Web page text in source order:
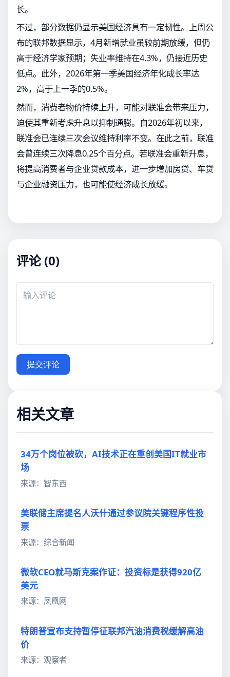
长。
不过，部分数据仍显示美国经济具有一定韧性。上周公
布的联邦数据显示，4月新增就业虽较前期放缓，但仍
高于经济学家预期；失业率维持在4.3%，仍接近历史
低点。此外，2026年第一季美国经济年化成长率达
2%，高于上一季的0.5%。
然而，消费者物价持续上升，可能对联准会带来压力，
迫使其重新考虑升息以抑制通膨。自2026年初以来，
联准会已连续三次会议维持利率不变。在此之前，联准
会曾连续三次降息0.25个百分点。若联准会重新升息，
将提高消费者与企业贷款成本，进一步增加房贷、车贷
与企业融资压力，也可能使经济成长放缓。
评论 (0)
提交评论
相关文章
34万个岗位被砍，AI技术正在重创美国IT就业市
场
来源：智东西
美联储主席提名人沃什通过参议院关键程序性投
票
来源：综合新闻
微软CEO就马斯克案作证：投资标是获得920亿
美元
来源：凤凰网
特朗普宣布支持暂停征联邦汽油消费税缓解高油
价
来源：观察者